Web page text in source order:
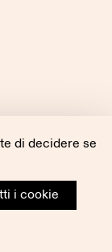
di decidere se
i cookie